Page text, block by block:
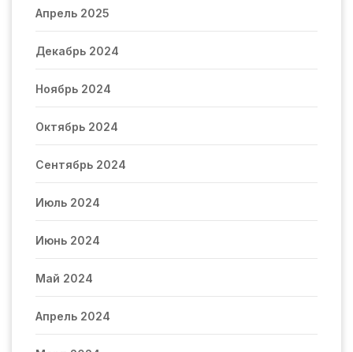
Апрель 2025
Декабрь 2024
Ноябрь 2024
Октябрь 2024
Сентябрь 2024
Июль 2024
Июнь 2024
Май 2024
Апрель 2024